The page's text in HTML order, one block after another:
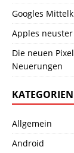
Googles
Apples
Die neuen
Neuerungen
KATEGORIEN
Allgemein
Android